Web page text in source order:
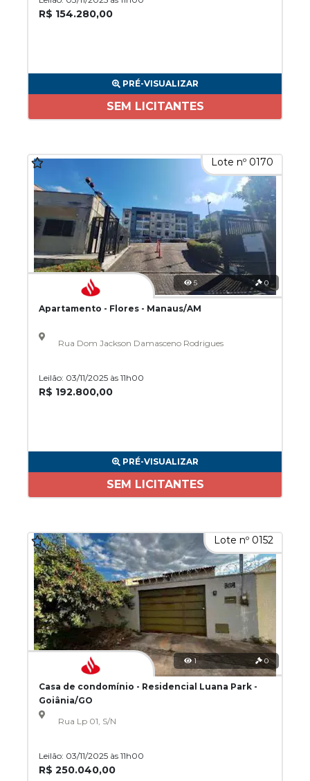
R$ 154.280,00
PRÉ-VISUALIZAR
SEM LICITANTES
Lote nº 0170
5 0
Apartamento - Flores - Manaus/AM
Rua Dom Jackson Damasceno Rodrigues
Leilão: 03/11/2025 às 11h00
R$ 192.800,00
PRÉ-VISUALIZAR
SEM LICITANTES
Lote nº 0152
1 0
Casa de condomínio - Residencial Luana Park -
Goiânia/GO
Rua Lp 01, S/N
Leilão: 03/11/2025 às 11h00
R$ 250.040,00